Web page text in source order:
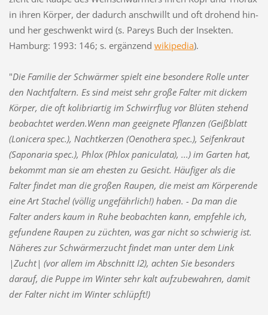
in ihren Körper, der dadurch anschwillt und oft drohend hin-
und her geschwenkt wird (s. Pareys Buch der Insekten.
Hamburg: 1993: 146; s. ergänzend wikipedia).
"Die Familie der Schwärmer spielt eine besondere Rolle unter
den Nachtfaltern. Es sind meist sehr große Falter mit dickem
Körper, die oft kolibriartig im Schwirrflug vor Blüten stehend
beobachtet werden.Wenn man geeignete Pflanzen (Geißblatt
(Lonicera spec.), Nachtkerzen (Oenothera spec.), Seifenkraut
(Saponaria spec.), Phlox (Phlox paniculata), ...) im Garten hat,
bekommt man sie am ehesten zu Gesicht. Häufiger als die
Falter findet man die großen Raupen, die meist am Körperende
eine Art Stachel (völlig ungefährlich!) haben. - Da man die
Falter anders kaum in Ruhe beobachten kann, empfehle ich,
gefundene Raupen zu züchten, was gar nicht so schwierig ist.
Näheres zur Schwärmerzucht findet man unter dem Link
|Zucht| (vor allem im Abschnitt I2), achten Sie besonders
darauf, die Puppe im Winter sehr kalt aufzubewahren, damit
der Falter nicht im Winter schlüpft!)